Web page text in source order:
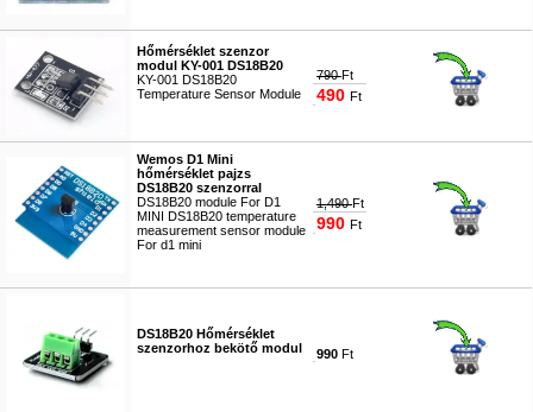
Hőmérséklet szenzor
modul KY-001 DS18B20
KY-001 DS18B20
Temperature Sensor Module
790Ft
490 Ft
Wemos D1 Mini
hőmérséklet pajzs
DS18B20 szenzorral
DS18B20 module For D1
MINI DS18B20 temperature
measurement sensor module
For d1 mini
1,490Ft
990 Ft
DS18B20 Hőmérséklet
szenzorhoz bekötő modul
990 Ft